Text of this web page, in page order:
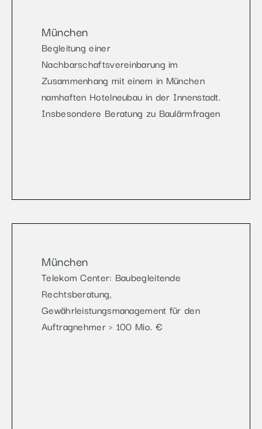
München
Begleitung einer
Nachbarschaftsvereinbarung im
Zusammenhang mit einem in München
namhaften Hotelneubau in der Innenstadt.
Insbesondere Beratung zu Baulärmfragen
München
Telekom Center: Baubegleitende
Rechtsberatung,
Gewährleistungsmanagement für den
Auftragnehmer > 100 Mio. €